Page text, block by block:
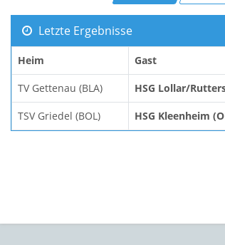
Letzte Ergebnisse
Heim Gast
TV Gettenau (BLA) HSG Lollar/
TSV Griedel (BOL) HSG Kleenheim